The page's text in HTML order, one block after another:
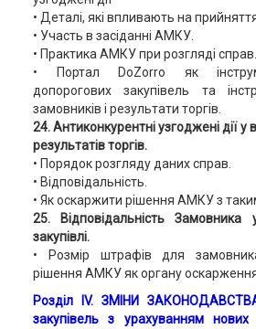
• Деталі, які впливають на
• Участь в засіданні АМКУ.
• Практика АМКУ при розгляді справ.
• Портал DoZorro як
допорогових закупівель та
замовників і результати торгів.
24. Антиконкурентні узгоджені дії у
результатів торгів.
• Порядок розгляду даних справ.
• Відповідальність.
• Як оскаржити рішення АМКУ з
25. Відповідальність Замовника
закупівлі.
• Розмір штрафів для
рішення АМКУ як органу
Розділ ІV. ЗМІНИ
закупівель з урахуванням